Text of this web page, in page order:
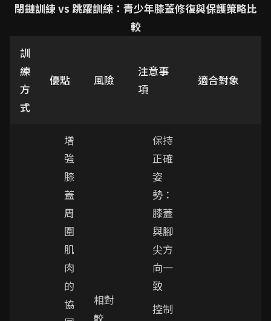
閉鏈訓練 vs 跳躍訓練：青少年膝蓋修復與保護策略比
較
訓
練
方
式
優點 風險
注意事
項
適合對象
增
強
膝
蓋
周
圍
肌
肉
的
協
相對
較
保持
正確
姿
勢：
膝蓋
與腳
尖方
向一
致
控制